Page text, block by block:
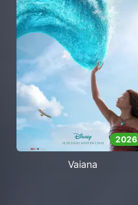
2026
Vaiana